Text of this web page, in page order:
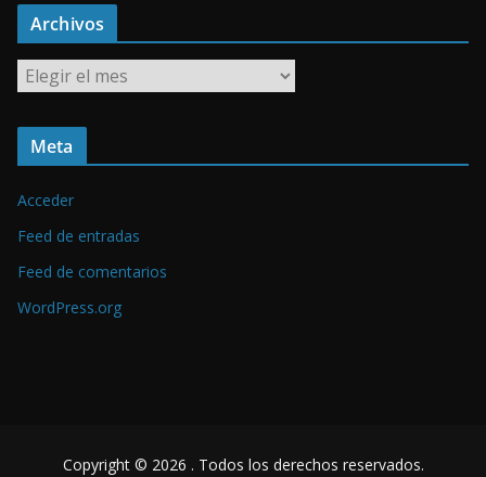
Archivos
c
v
o
s
Meta
Acceder
Feed de entradas
Feed de comentarios
WordPress.org
Copyright © 2026 . Todos los derechos reservados.